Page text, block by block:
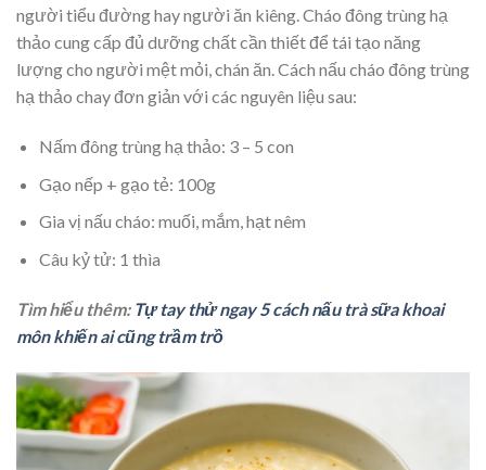
người tiểu đường hay người ăn kiêng. Cháo đông trùng hạ
thảo cung cấp đủ dưỡng chất cần thiết để tái tạo năng
lượng cho người mệt mỏi, chán ăn. Cách nấu cháo đông trùng
hạ thảo chay đơn giản với các nguyên liệu sau:
Nấm đông trùng hạ thảo: 3 – 5 con
Gạo nếp + gạo tẻ: 100g
Gia vị nấu cháo: muối, mắm, hạt nêm
Câu kỷ tử: 1 thìa
Tìm hiểu thêm: Tự tay thử ngay 5 cách nấu trà sữa khoai
môn khiến ai cũng trầm trồ